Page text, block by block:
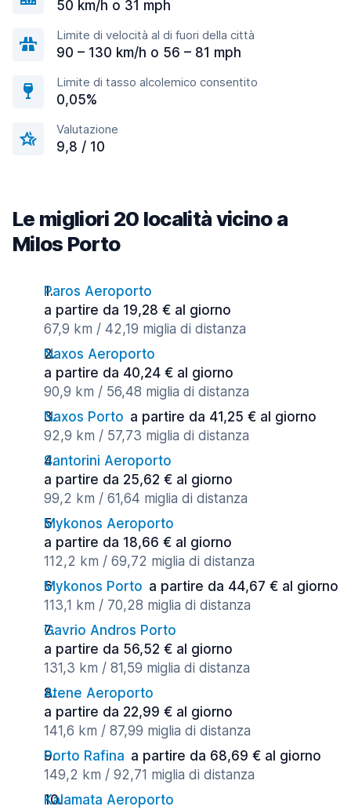
50 km/h o 31 mph
Limite di velocità al di fuori della città
90 – 130 km/h o 56 – 81 mph
Limite di tasso alcolemico consentito
0,05%
Valutazione
9,8 / 10
Le migliori 20 località vicino a
Milos Porto
Paros Aeroporto
a partire da 19,28 € al giorno
67,9 km / 42,19 miglia di distanza
Naxos Aeroporto
a partire da 40,24 € al giorno
90,9 km / 56,48 miglia di distanza
Naxos Porto a partire da 41,25 € al giorno
92,9 km / 57,73 miglia di distanza
Santorini Aeroporto
a partire da 25,62 € al giorno
99,2 km / 61,64 miglia di distanza
Mykonos Aeroporto
a partire da 18,66 € al giorno
112,2 km / 69,72 miglia di distanza
Mykonos Porto a partire da 44,67 € al giorno
113,1 km / 70,28 miglia di distanza
Gavrio Andros Porto
a partire da 56,52 € al giorno
131,3 km / 81,59 miglia di distanza
Atene Aeroporto
a partire da 22,99 € al giorno
141,6 km / 87,99 miglia di distanza
Porto Rafina a partire da 68,69 € al giorno
149,2 km / 92,71 miglia di distanza
Kalamata Aeroporto